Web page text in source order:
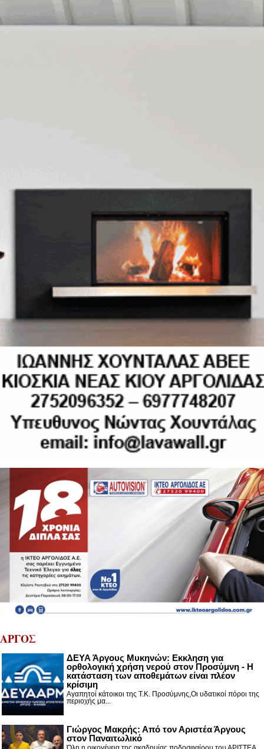
ΑΡΓΟΣ
ΔΕΥΑ Άργους Μυκηνών: Εκκληση για
ορθολογική χρήση νερού στον Προσύμνη - Η
κατάσταση των αποθεμάτων είναι πλέον
κρίσιμη
Αγαπητοί κάτοικοι της Τ.Κ. Προσύμνης,Οι υδατικοί πόροι της
περιοχής μα...
Γιώργος Μακρής: Από τον Αριστέα Άργους
στον Παναιτωλικό